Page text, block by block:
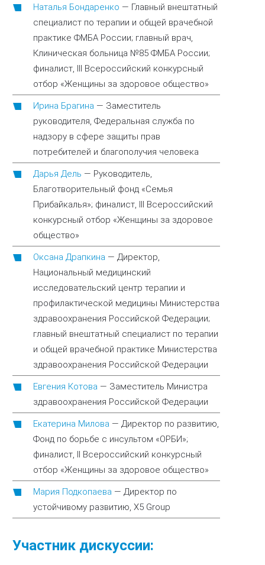
Наталья Бондаренко — Главный внештатный
специалист по терапии и общей врачебной
практике ФМБА России; главный врач,
Клиническая больница №85 ФМБА России;
финалист, III Всероссийский конкурсный
отбор «Женщины за здоровое общество»
Ирина Брагина — Заместитель
руководителя, Федеральная служба по
надзору в сфере защиты прав
потребителей и благополучия человека
Дарья Дель — Руководитель,
Благотворительный фонд «Семья
Прибайкалья»; финалист, III Всероссийский
конкурсный отбор «Женщины за здоровое
общество»
Оксана Драпкина — Директор,
Национальный медицинский
исследовательский центр терапии и
профилактической медицины Министерства
здравоохранения Российской Федерации;
главный внештатный специалист по терапии
и общей врачебной практике Министерства
здравоохранения Российской Федерации
Евгения Котова — Заместитель Министра
здравоохранения Российской Федерации
Екатерина Милова — Директор по развитию,
Фонд по борьбе с инсультом «ОРБИ»;
финалист, II Всероссийский конкурсный
отбор «Женщины за здоровое общество»
Мария Подкопаева — Директор по
устойчивому развитию, Х5 Group
Участник дискуссии: